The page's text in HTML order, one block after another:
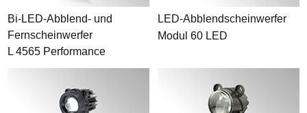
Bi-LED-Abblend- und
Fernscheinwerfer
L 4565 Performance
LED-Abblendscheinwerfer
Modul 60 LED